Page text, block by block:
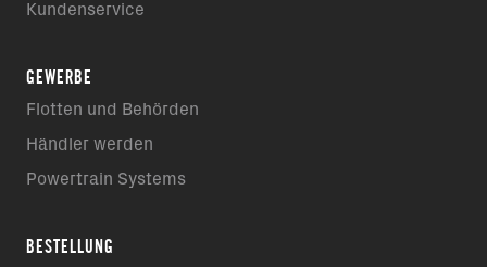
Kundenservice
GEWERBE
Flotten und Behörden
Händler werden
Powertrain Systems
BESTELLUNG